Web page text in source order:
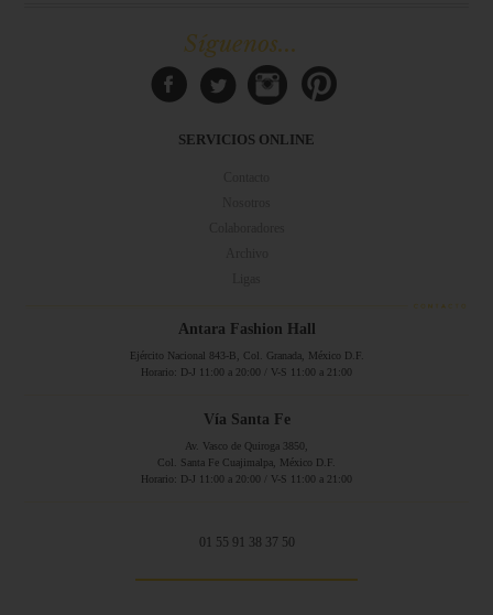
Síguenos...
SERVICIOS ONLINE
Antara Fashion Hall
Ejército Nacional 843-B, Col. Granada, México D.F.
Horario: D-J 11:00 a 20:00 / V-S 11:00 a 21:00
Vía Santa Fe
Av. Vasco de Quiroga 3850,
Col. Santa Fe Cuajimalpa, México D.F.
Horario: D-J 11:00 a 20:00 / V-S 11:00 a 21:00
01 55 91 38 37 50